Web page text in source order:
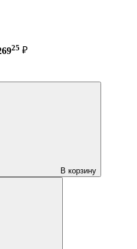
25 ₽
В корзину